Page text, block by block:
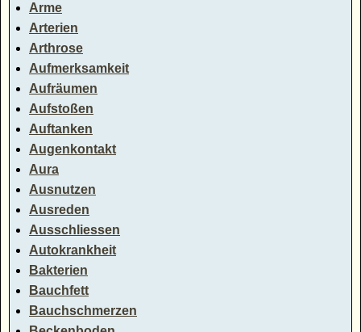
Arme
Arterien
Arthrose
Aufmerksamkeit
Aufräumen
Aufstoßen
Auftanken
Augenkontakt
Aura
Ausnutzen
Ausreden
Ausschliessen
Autokrankheit
Bakterien
Bauchfett
Bauchschmerzen